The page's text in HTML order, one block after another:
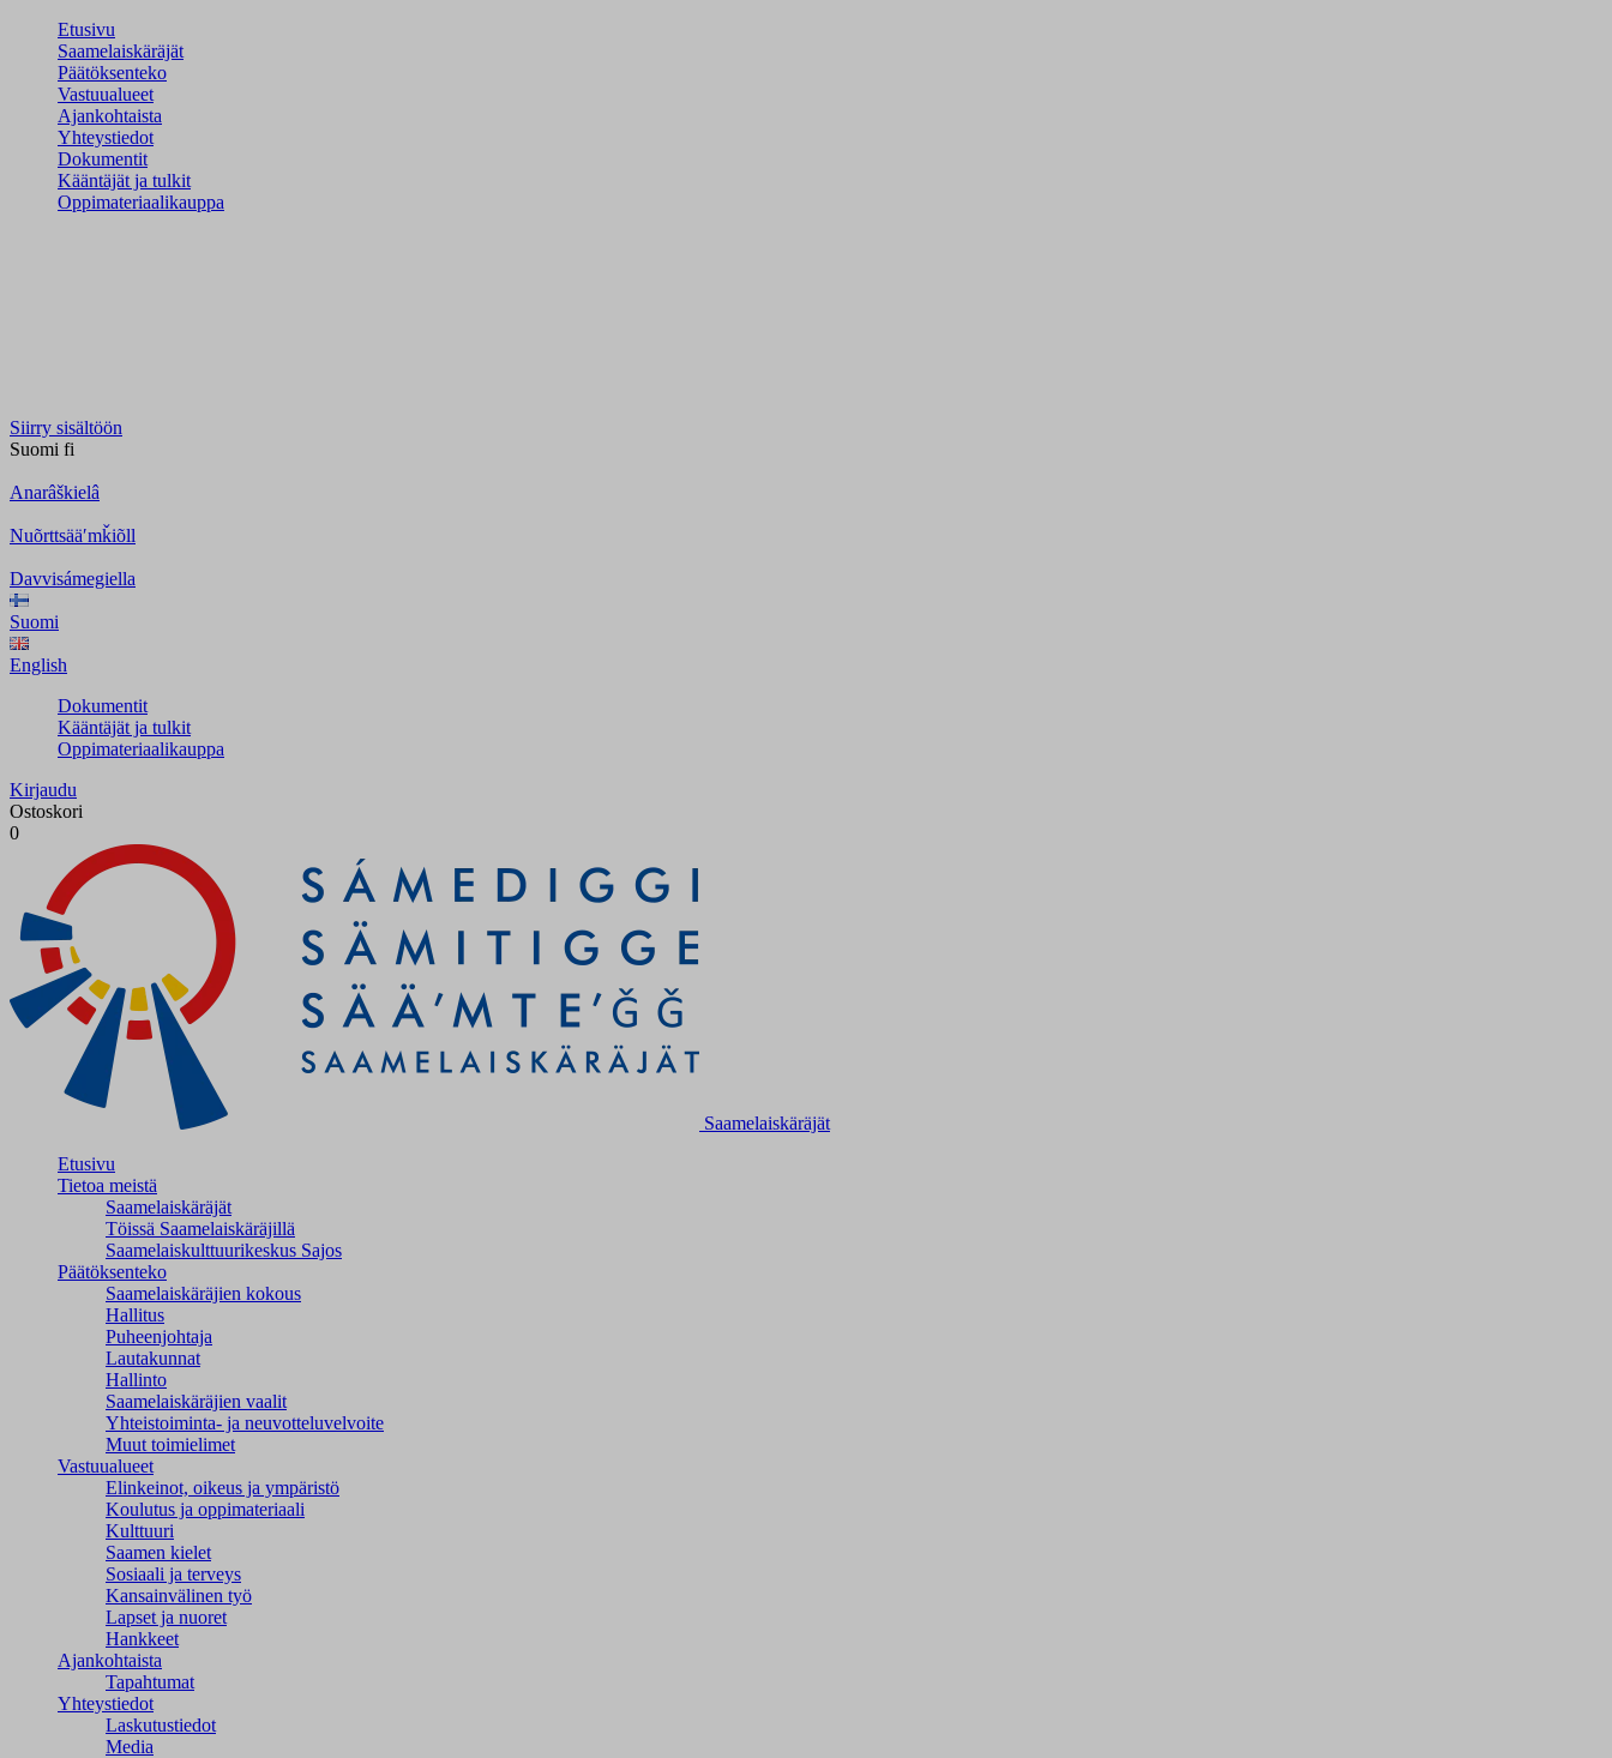
Etusivu
Saamelaiskäräjät
Päätöksenteko
Vastuualueet
Ajankohtaista
Yhteystiedot
Dokumentit
Kääntäjät ja tulkit
Oppimateriaalikauppa
Siirry sisältöön
Suomi fi
Anarâškielâ
Nuõrttsääʹmǩiõll
Davvisámegiella
Suomi
English
Dokumentit
Kääntäjät ja tulkit
Oppimateriaalikauppa
Kirjaudu
Ostoskori
0
Saamelaiskäräjät
Etusivu
Tietoa meistä
Saamelaiskäräjät
Töissä Saamelaiskäräjillä
Saamelaiskulttuuri­keskus Sajos
Päätöksenteko
Saamelaiskäräjien kokous
Hallitus
Puheenjohtaja
Lautakunnat
Hallinto
Saamelaiskäräjien vaalit
Yhteistoiminta- ja neuvotteluvelvoite
Muut toimielimet
Vastuualueet
Elinkeinot, oikeus ja ympäristö
Koulutus ja oppimateriaali
Kulttuuri
Saamen kielet
Sosiaali ja terveys
Kansainvälinen työ
Lapset ja nuoret
Hankkeet
Ajankohtaista
Tapahtumat
Yhteystiedot
Laskutustiedot
Media